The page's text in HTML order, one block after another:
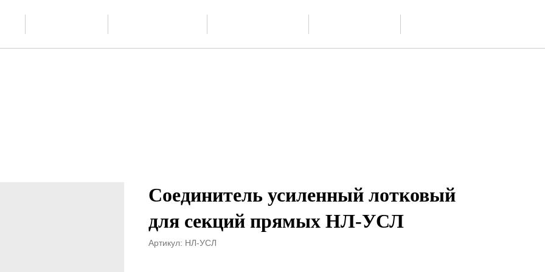
Соединитель усиленный лотковый
для секций прямых НЛ-УСЛ
Артикул: НЛ-УСЛ